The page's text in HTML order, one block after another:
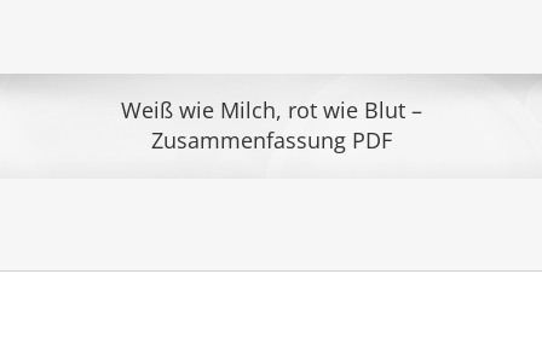
Weiß wie Milch, rot wie Blut –
Zusammenfassung PDF